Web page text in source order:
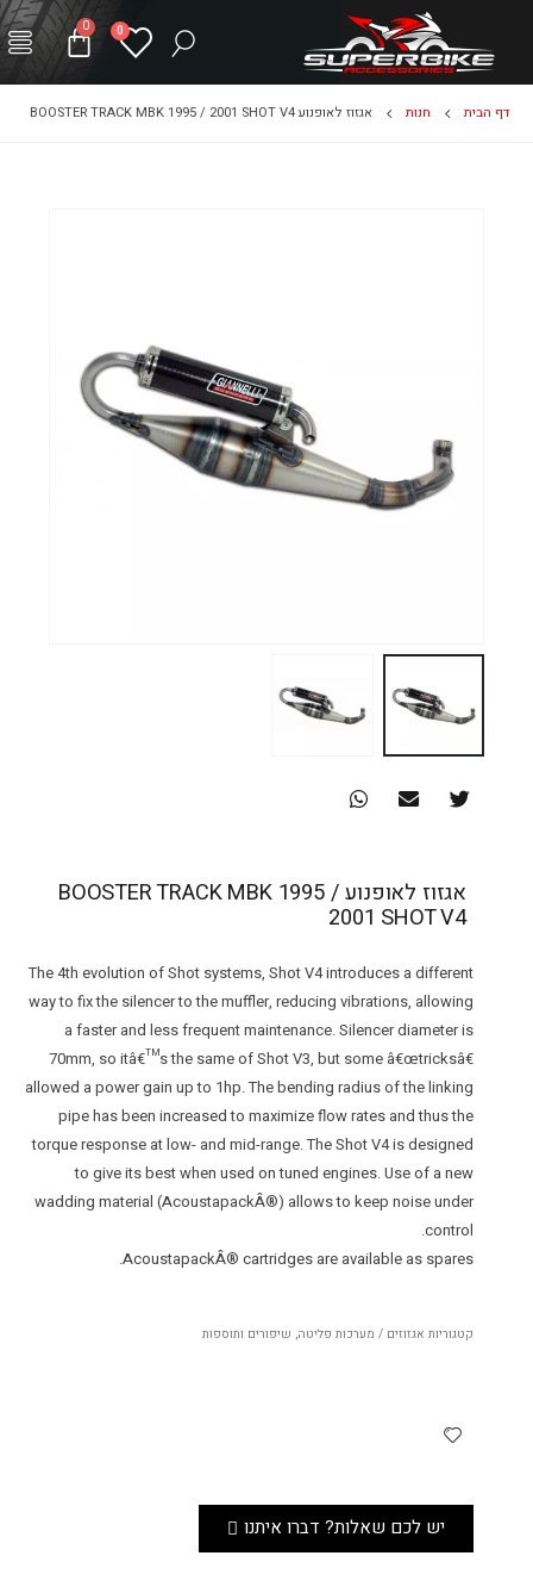
0
0
דף הבית חנות אגזוז לאופנוע BOOSTER TRACK MBK 1995 / 2001 SHOT V4
אגזוז לאופנוע BOOSTER TRACK MBK 1995 /
2001 SHOT V4
The 4th evolution of Shot systems, Shot V4 introduces a different
way to fix the silencer to the muffler, reducing vibrations, allowing
a faster and less frequent maintenance. Silencer diameter is
70mm, so itâ€™s the same of Shot V3, but some â€œtricksâ€
allowed a power gain up to 1hp. The bending radius of the linking
pipe has been increased to maximize flow rates and thus the
torque response at low- and mid-range. The Shot V4 is designed
to give its best when used on tuned engines. Use of a new
wadding material (AcoustapackÂ®) allows to keep noise under
control.
AcoustapackÂ® cartridges are available as spares.
קטגוריות אגזוזים / מערכות פליטה, שיפורים ותוספות
יש לכם שאלות? דברו איתנו